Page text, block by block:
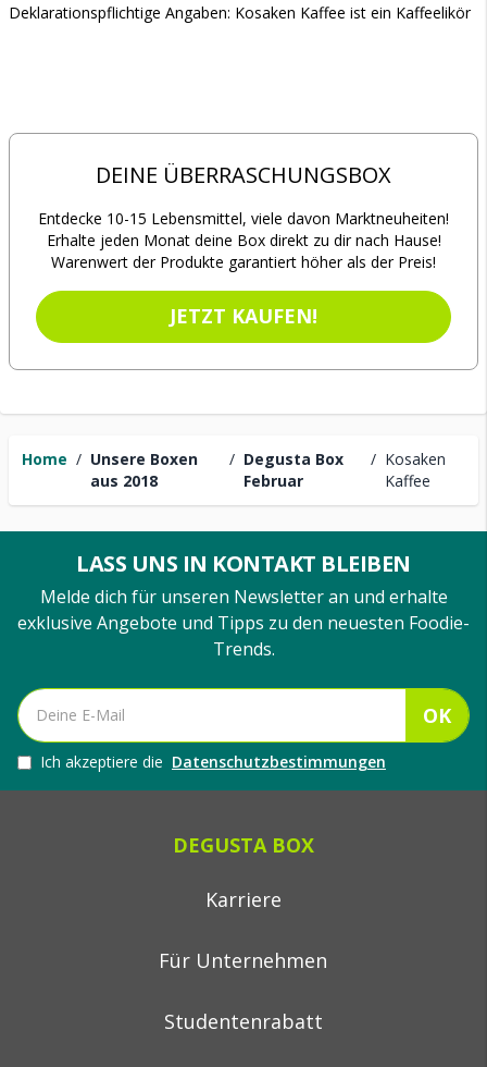
Home / Unsere Boxen
aus 2018
/ Degusta Box
Februar
/ Kosaken
Kaffee
Deklarationspflichtige Angaben: Kosaken Kaffee ist ein Kaffeelikör
DEINE ÜBERRASCHUNGSBOX
Entdecke 10-15 Lebensmittel, viele davon Marktneuheiten!
Erhalte jeden Monat deine Box direkt zu dir nach Hause!
Warenwert der Produkte garantiert höher als der Preis!
JETZT KAUFEN!
LASS UNS IN KONTAKT BLEIBEN
Melde dich für unseren Newsletter an und erhalte
exklusive Angebote und Tipps zu den neuesten Foodie-
Trends.
OK
Ich akzeptiere die Datenschutzbestimmungen
DEGUSTA BOX
Karriere
Für Unternehmen
Studentenrabatt